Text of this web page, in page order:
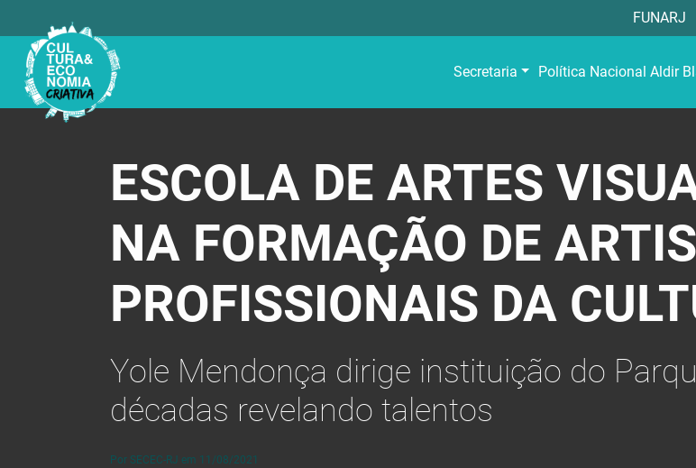
FUNARJ
Secretaria Política Nacional Aldir
ESCOLA DE ARTES
NA FORMAÇÃO DE
PROFISSIONAIS DA
Yole Mendonça dirige instituição do
décadas revelando talentos
Por SECEC-RJ em 11/08/2021